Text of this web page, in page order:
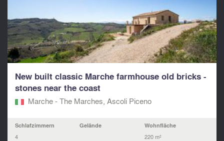
New built classic Marche farmhouse old bricks -
stones near the coast
Marche - The Marches, Ascoli Piceno
Schlafzimmern
4
Gelände Wohnfläche
220 m²